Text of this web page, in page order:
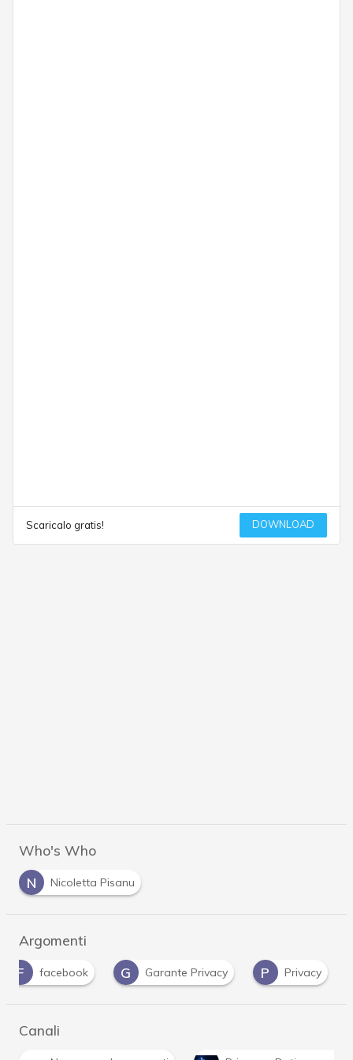
Scaricalo gratis! DOWNLOAD
Who's Who
N
Nicoletta Pisanu
Argomenti
F
facebook G Garante Privacy P Privacy
Canali